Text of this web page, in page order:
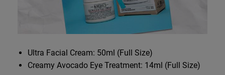
Ultra Facial Cream: 50ml (Full Size)
Creamy Avocado Eye Treatment: 14ml (Full Size)